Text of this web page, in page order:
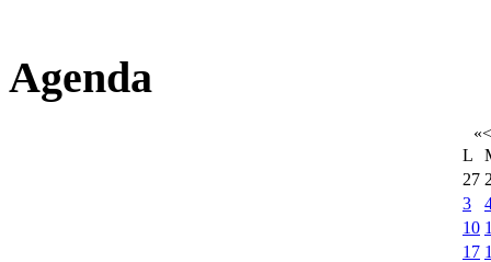
Agenda
«<
L
27
3
10
17